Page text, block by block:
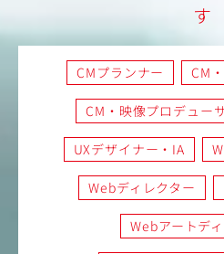
す
CMプランナー CM
CM・映像プロデュー
UXデザイナー・IA
Webディレクター
Webアートデ